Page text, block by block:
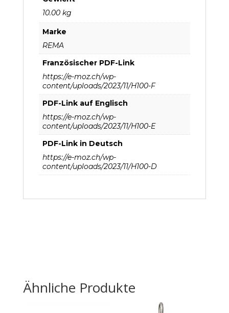
10.00 kg
Marke
REMA
Französischer PDF-Link
https://e-moz.ch/wp-
content/uploads/2023/11/H100-F
PDF-Link auf Englisch
https://e-moz.ch/wp-
content/uploads/2023/11/H100-E
PDF-Link in Deutsch
https://e-moz.ch/wp-
content/uploads/2023/11/H100-D
Ähnliche Produkte